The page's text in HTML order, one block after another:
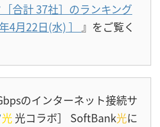
合計 37社］のランキング
4月22日(水)］
』をご覧く
のインターネット接続サ
光光コラボ］ SoftBank光に